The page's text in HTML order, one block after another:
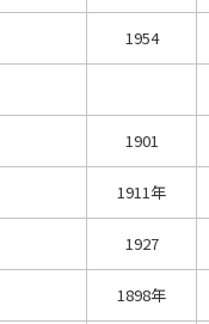
1954
1901
1911年
1927
1898年